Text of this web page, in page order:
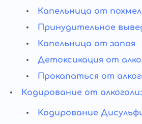
Капельница от
Принудительное
Капельница от запоя
Детоксикация от
Прокапаться от
Кодирование от
Кодирование